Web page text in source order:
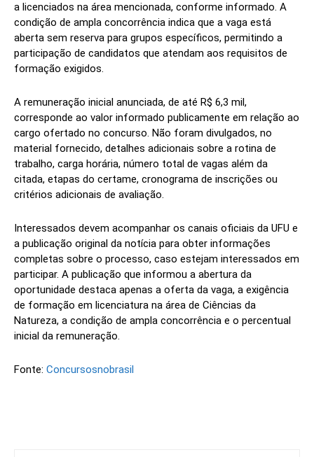
a licenciados na área mencionada, conforme informado. A
condição de ampla concorrência indica que a vaga está
aberta sem reserva para grupos específicos, permitindo a
participação de candidatos que atendam aos requisitos de
formação exigidos.
A remuneração inicial anunciada, de até R$ 6,3 mil,
corresponde ao valor informado publicamente em relação ao
cargo ofertado no concurso. Não foram divulgados, no
material fornecido, detalhes adicionais sobre a rotina de
trabalho, carga horária, número total de vagas além da
citada, etapas do certame, cronograma de inscrições ou
critérios adicionais de avaliação.
Interessados devem acompanhar os canais oficiais da UFU e
a publicação original da notícia para obter informações
completas sobre o processo, caso estejam interessados em
participar. A publicação que informou a abertura da
oportunidade destaca apenas a oferta da vaga, a exigência
de formação em licenciatura na área de Ciências da
Natureza, a condição de ampla concorrência e o percentual
inicial da remuneração.
Fonte: Concursosnobrasil